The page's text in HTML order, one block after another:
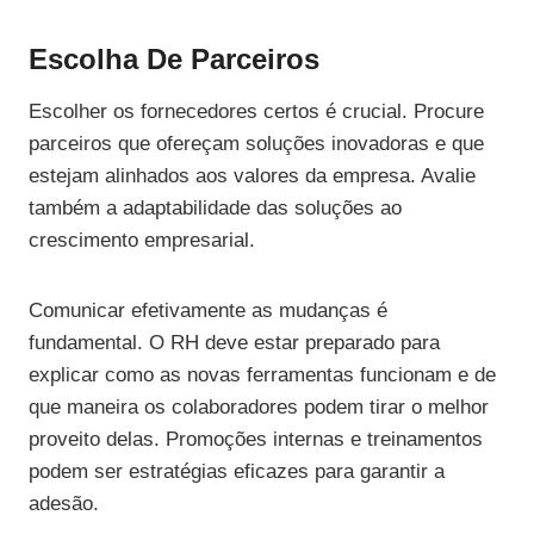
Escolha De Parceiros
Escolher os fornecedores certos é crucial. Procure
parceiros que ofereçam soluções inovadoras e que
estejam alinhados aos valores da empresa. Avalie
também a adaptabilidade das soluções ao
crescimento empresarial.
Comunicar efetivamente as mudanças é
fundamental. O RH deve estar preparado para
explicar como as novas ferramentas funcionam e de
que maneira os colaboradores podem tirar o melhor
proveito delas. Promoções internas e treinamentos
podem ser estratégias eficazes para garantir a
adesão.